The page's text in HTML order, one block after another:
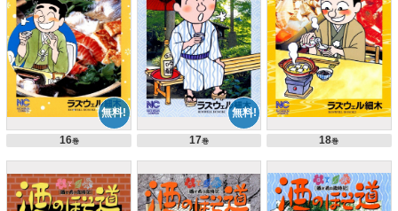
16巻 17巻 18巻